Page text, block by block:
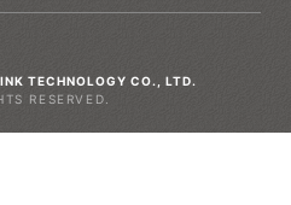
TECHNOLOGY CO., LTD.
RESERVED.